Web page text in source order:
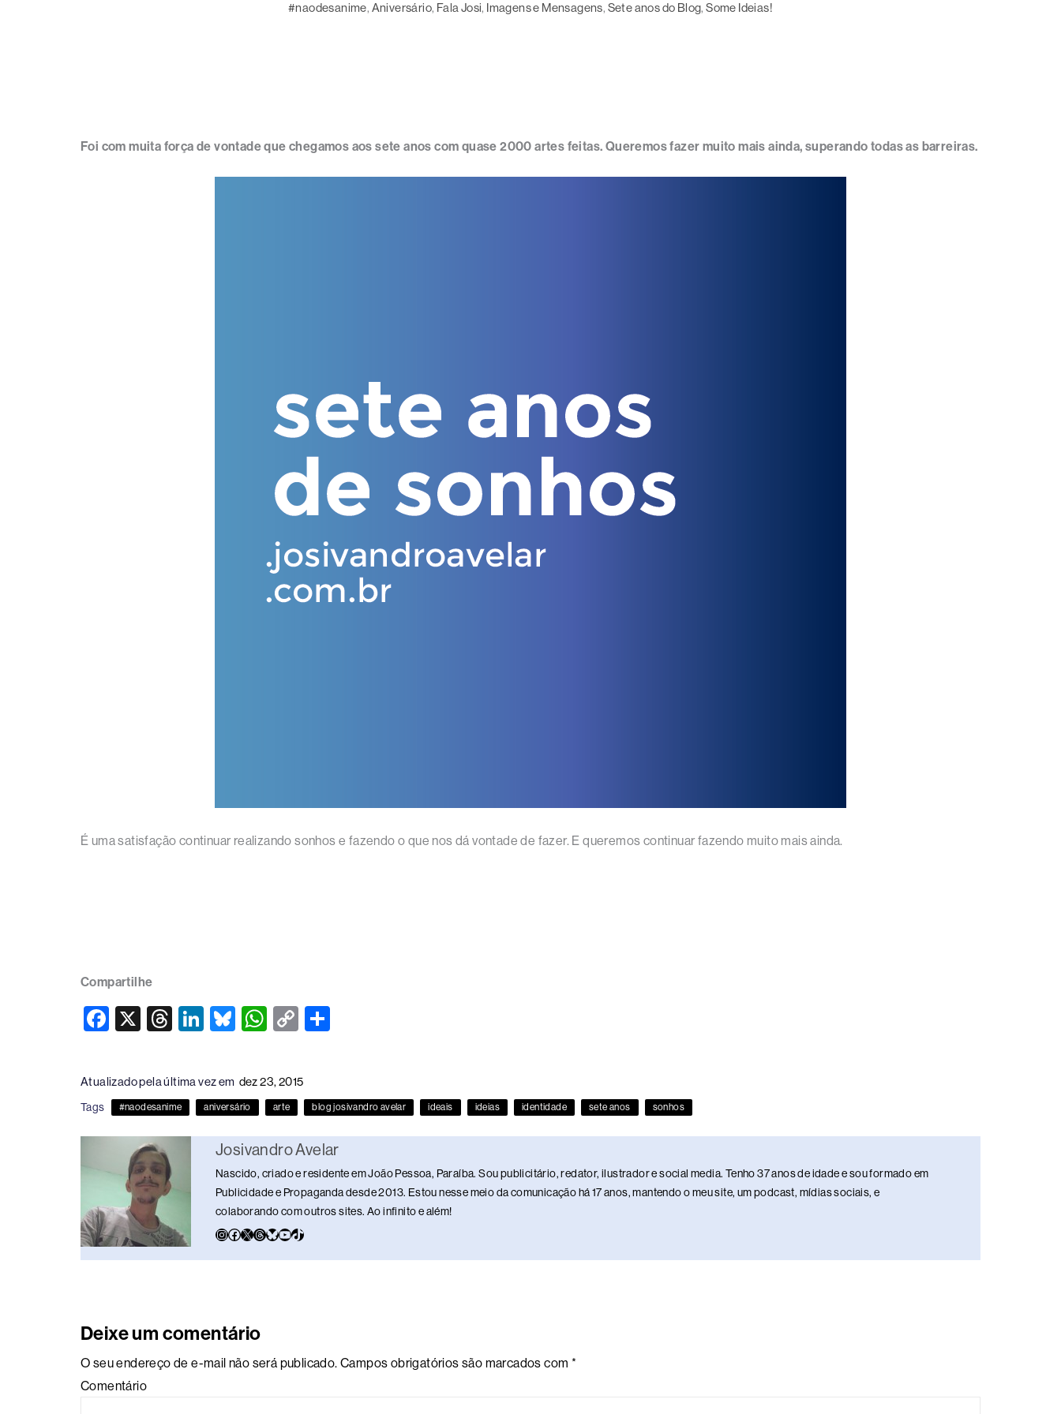
#naodesanime, Aniversário, Fala Josi, Imagens e Mensagens, Sete anos do Blog, Some Ideias!
Foi com muita força de vontade que chegamos aos sete anos com quase 2000 artes feitas. Queremos fazer muito mais ainda, superando todas as barreiras.
É uma satisfação continuar realizando sonhos e fazendo o que nos dá vontade de fazer. E queremos continuar fazendo muito mais ainda.
Compartilhe
F
e
b
o
o
X
T
a
d
s
Li
e
dI
n
Bl
sk
y
W
s
A
p
p
C
y
Li
n
k
e
Atualizado pela última vez em dez 23, 2015
Tags #naodesanime aniversário arte blog josivandro avelar ideais ideias identidade sete anos sonhos
Josivandro Avelar
Nascido, criado e residente em João Pessoa, Paraíba. Sou publicitário, redator, ilustrador e social media. Tenho 37 anos de idade e sou formado em
Publicidade e Propaganda desde 2013. Estou nesse meio da comunicação há 17 anos, mantendo o meu site, um podcast, mídias sociais, e
colaborando com outros sites. Ao infinito e além!
Deixe um comentário
O seu endereço de e-mail não será publicado. Campos obrigatórios são marcados com *
Comentário